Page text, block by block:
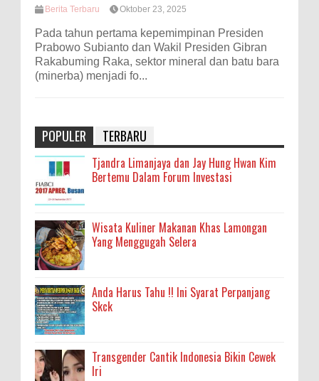
Berita Terbaru Oktober 23, 2025
Pada tahun pertama kepemimpinan Presiden
Prabowo Subianto dan Wakil Presiden Gibran
Rakabuming Raka, sektor mineral dan batu bara
(minerba) menjadi fo...
POPULER TERBARU
Tjandra Limanjaya dan Jay Hung Hwan Kim
Bertemu Dalam Forum Investasi
Wisata Kuliner Makanan Khas Lamongan
Yang Menggugah Selera
Anda Harus Tahu !! Ini Syarat Perpanjang
Skck
Transgender Cantik Indonesia Bikin Cewek
Iri